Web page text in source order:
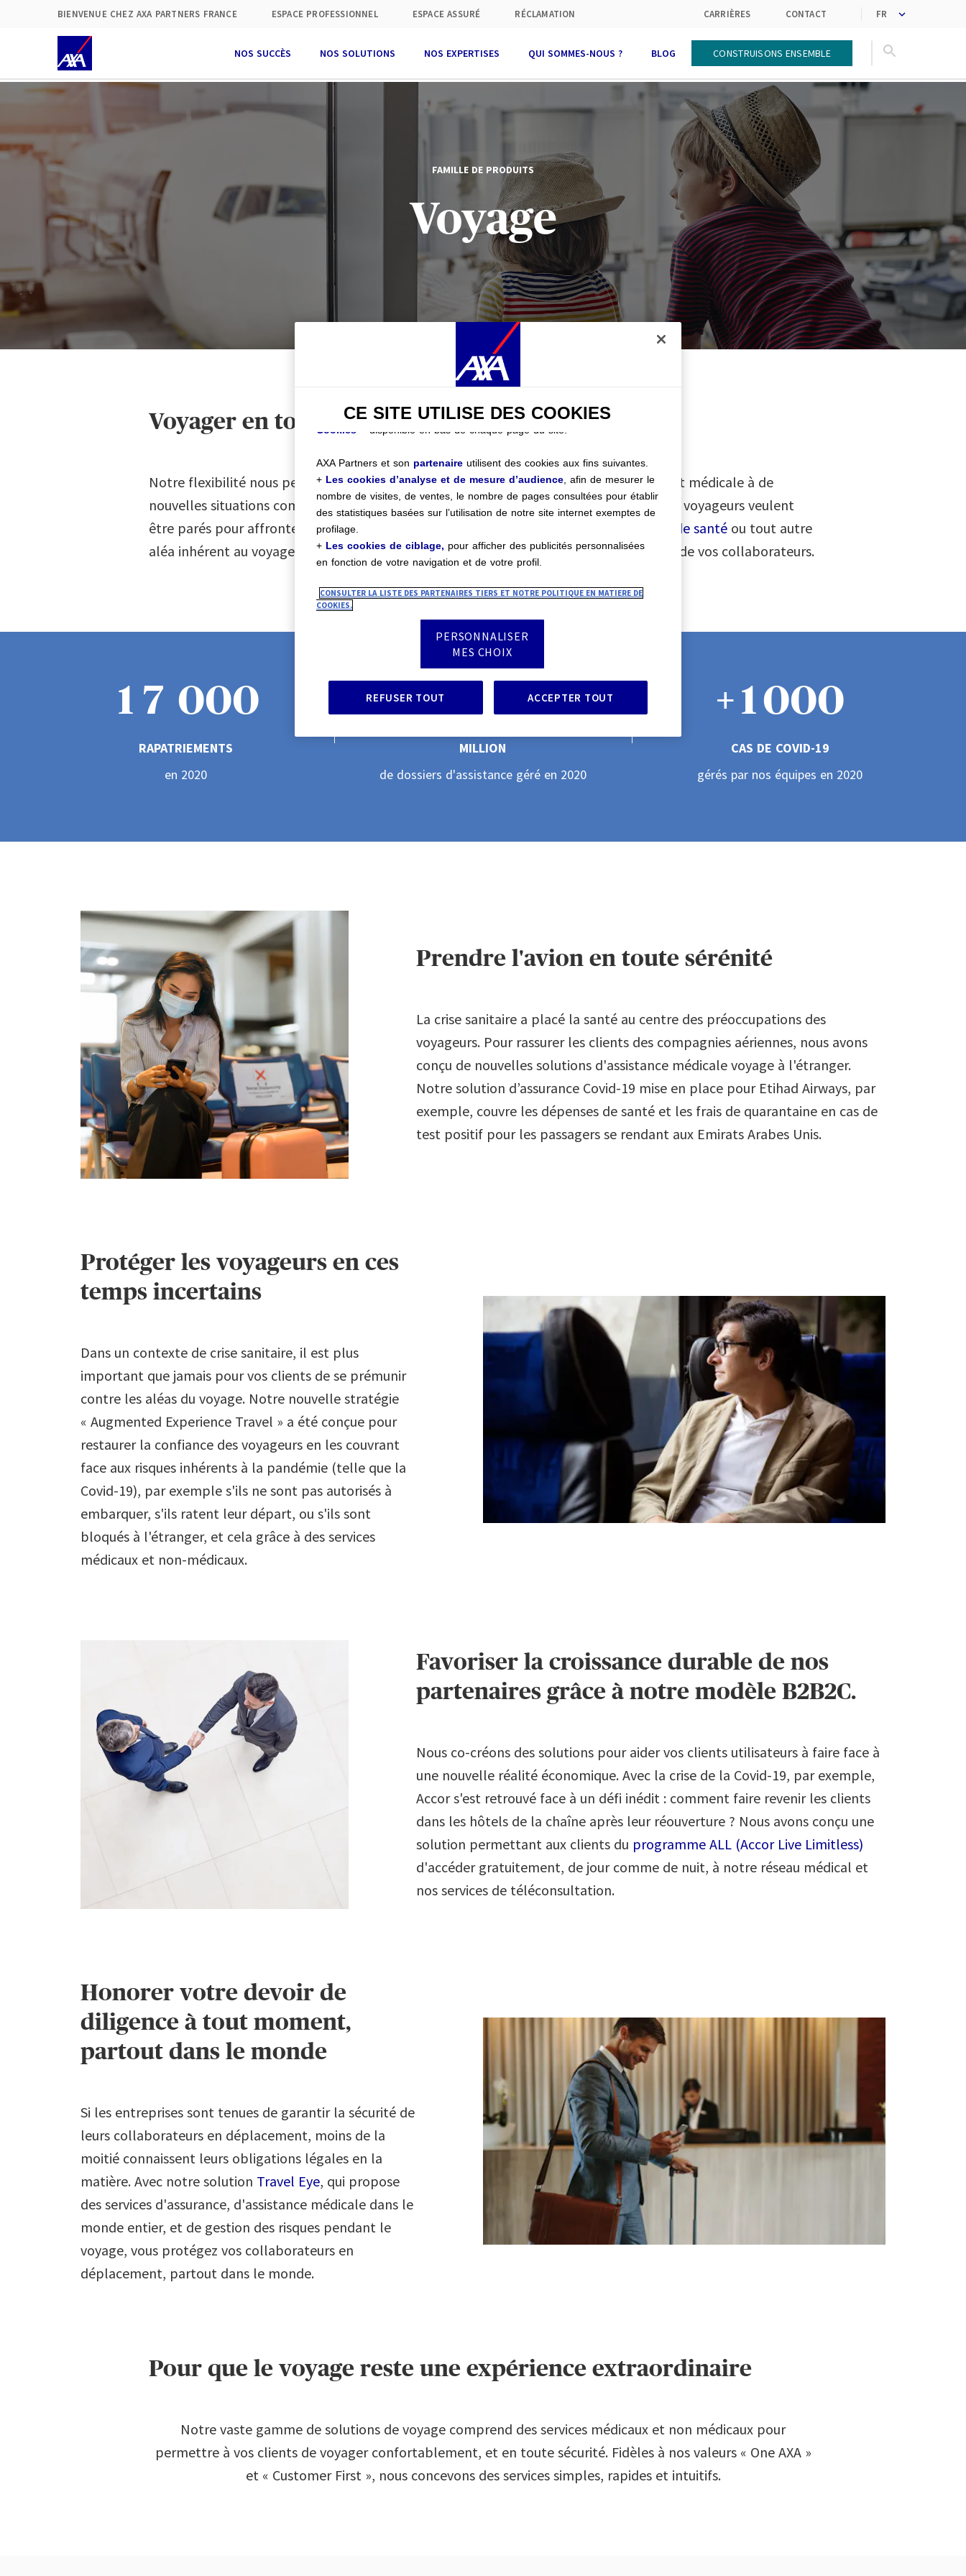
BIENVENUE CHEZ AXA PARTNERS FRANCE ESPACE PROFESSIONNEL ESPACE ASSURÉ RÉCLAMATION CARRIÈRES CONTACT
NOS SUCCÈS NOS SOLUTIONS NOS EXPERTISES QUI SOMMES-NOUS ? BLOG Construisons ensemble
FAMILLE DE PRODUITS
Voyage
Voyager en toute sécurité et sérénité
Notre flexibilité nous permet d'adapter nos produits et solutions d'assurance voyage et médicale à de
nouvelles situations comme la crise de la Covid-19. Face à cette «nouvelle norme», les voyageurs veulent
être parés pour affronter l'imprévu. Ils ne veulent pas craindre d'avoir des
problèmes de santé ou tout autre
aléa inhérent au voyage. Grâce à nos services, contribuez à la sérénité de vos clients et de vos collaborateurs.
0
1
5
6
7
8
9
0
1
4
6
7
8
0
1
4
5
6
7
8
9
0
1
4
5
6
7
8
0
4
6
7
8
RAPATRIEMENTS
en 2020
+
0
2
5
7
8
0
1
2
3
4
6
9
MILLION
de dossiers d'assistance géré en 2020
+
0
1
2
5
7
8
0
1
4
5
6
7
0
1
5
6
7
0
1
6
7
CAS DE COVID-19
gérés par nos équipes en 2020
Prendre l'avion en toute sérénité
La crise sanitaire a placé la santé au centre des préoccupations des
voyageurs. Pour rassurer les clients des compagnies aériennes, nous avons
conçu de nouvelles solutions d'assistance médicale voyage à l'étranger.
Notre solution d’assurance Covid-19 mise en place pour Etihad Airways, par
exemple, couvre les dépenses de santé et les frais de quarantaine en cas de
test positif pour les passagers se rendant aux Emirats Arabes Unis.
Protéger les voyageurs en ces
temps incertains
Dans un contexte de crise sanitaire, il est plus
important que jamais pour vos clients de se prémunir
contre les aléas du voyage. Notre nouvelle stratégie
« Augmented Experience Travel » a été conçue pour
restaurer la confiance des voyageurs en les couvrant
face aux risques inhérents à la pandémie (telle que la
Covid-19), par exemple s'ils ne sont pas autorisés à
embarquer, s'ils ratent leur départ, ou s'ils sont
bloqués à l'étranger, et cela grâce à des services
médicaux et non-médicaux.
Favoriser la croissance durable de nos
partenaires grâce à notre modèle B2B2C.
Nous co-créons des solutions pour aider vos clients utilisateurs à faire face à
une nouvelle réalité économique. Avec la crise de la Covid-19, par exemple,
Accor s'est retrouvé face à un défi inédit : comment faire revenir les clients
dans les hôtels de la chaîne après leur réouverture ? Nous avons conçu une
solution permettant aux clients du programme ALL (Accor Live Limitless)
d'accéder gratuitement, de jour comme de nuit, à notre réseau médical et
nos services de téléconsultation.
Honorer votre devoir de
diligence à tout moment,
partout dans le monde
Si les entreprises sont tenues de garantir la sécurité de
leurs collaborateurs en déplacement, moins de la
moitié connaissent leurs obligations légales en la
matière. Avec notre solution Travel Eye, qui propose
des services d'assurance, d'assistance médicale dans le
monde entier, et de gestion des risques pendant le
voyage, vous protégez vos collaborateurs en
déplacement, partout dans le monde.
Pour que le voyage reste une expérience extraordinaire
Notre vaste gamme de solutions de voyage comprend des services médicaux et non médicaux pour
permettre à vos clients de voyager confortablement, et en toute sécurité. Fidèles à nos valeurs « One AXA »
et « Customer First », nous concevons des services simples, rapides et intuitifs.
CE SITE UTILISE DES COOKIES
À l’accès à notre site, des cookiesfonctionnels et techniques
(strictement nécessaires à son fonctionnement) ont été déposés. Par
ailleurs, sous réserve de votre consentement, des cookies sont
susceptibles d’être déposés, par AXA Partners ou par ses partenaires,
pour les finalités ci-dessous.
refuserces cookies. Nous
6 mois. Il vous est possible de
catégories de cookies
Centre de Préférences Cookies :
o Dès maintenant, en cliquant sur« Personnaliser mes choix »
o À tout moment, en cliquant sur le lien « Centre de Préférences
Cookies »
disponible en bas de chaque page du site.
AXA Partners et son partenaire utilisent des cookies aux fins suivantes.
+ Les cookies d’analyse et de mesure d’audience , afin de mesurer le
nombre de visites, de ventes, le nombre de pages consultées pour établir
des statistiques basées sur l’utilisation de notre site internet exemptes de
profilage.
+ Les cookies de ciblage, pour afficher des publicités personnalisées
en fonction de votre navigation et de votre profil.
CONSULTER LA LISTE DES PARTENAIRES TIERS ET NOTRE POLITIQUE EN MATIERE DE
COOKIES.
REFUSER TOUT ACCEPTER TOUT
PERSONNALISER
MES CHOIX